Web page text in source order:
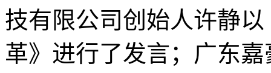
技有限公司创始人许静
革》进行了发言；广东